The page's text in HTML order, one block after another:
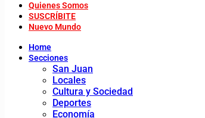
Quienes Somos
SUSCRÍBITE
Nuevo Mundo
Home
Secciones
San Juan
Locales
Cultura y Sociedad
Deportes
Economía